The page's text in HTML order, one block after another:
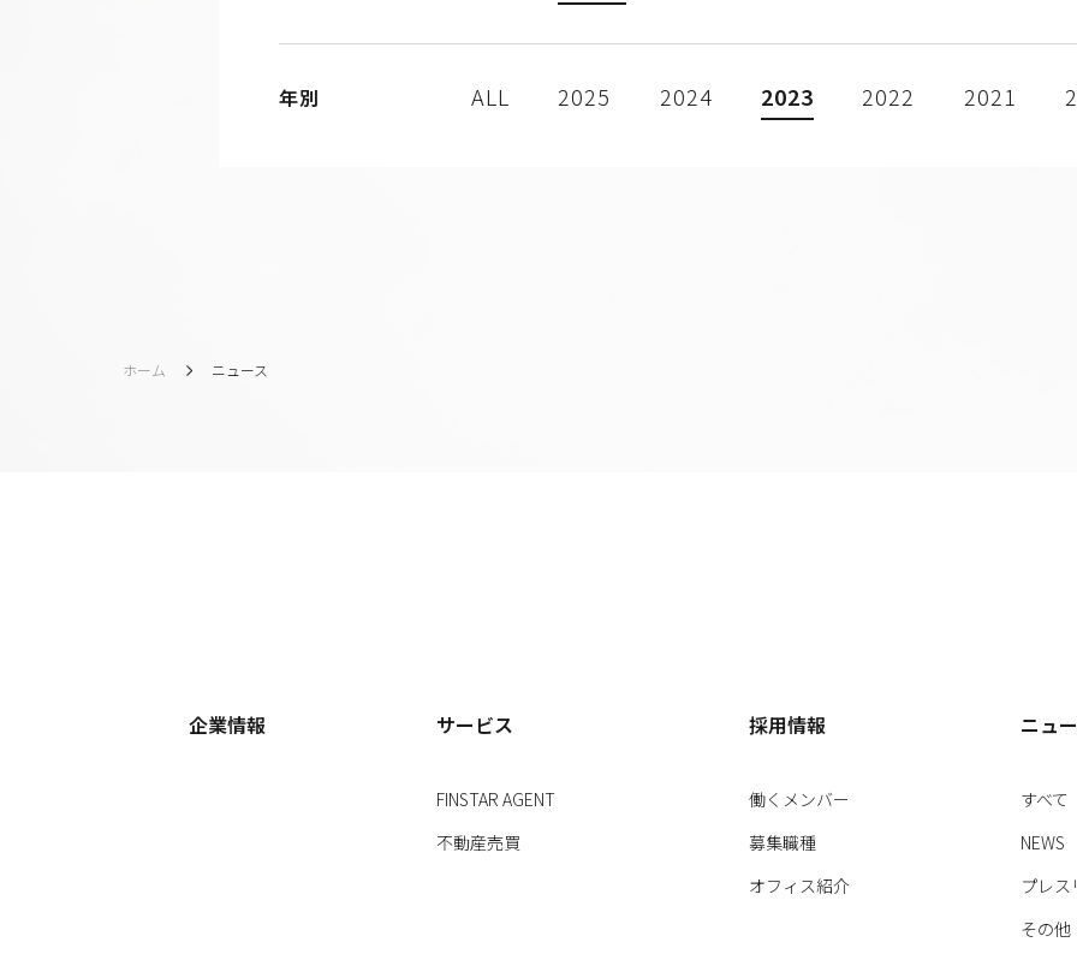
年別 ALL 2025 2024 2023 2022 2021
ホーム ニュース
企業情報 サービス
FINSTAR AGENT
不動産売買
採用情報
働くメンバー
募集職種
オフィス紹介
ニュ
すべて
NEWS
プレス
その他